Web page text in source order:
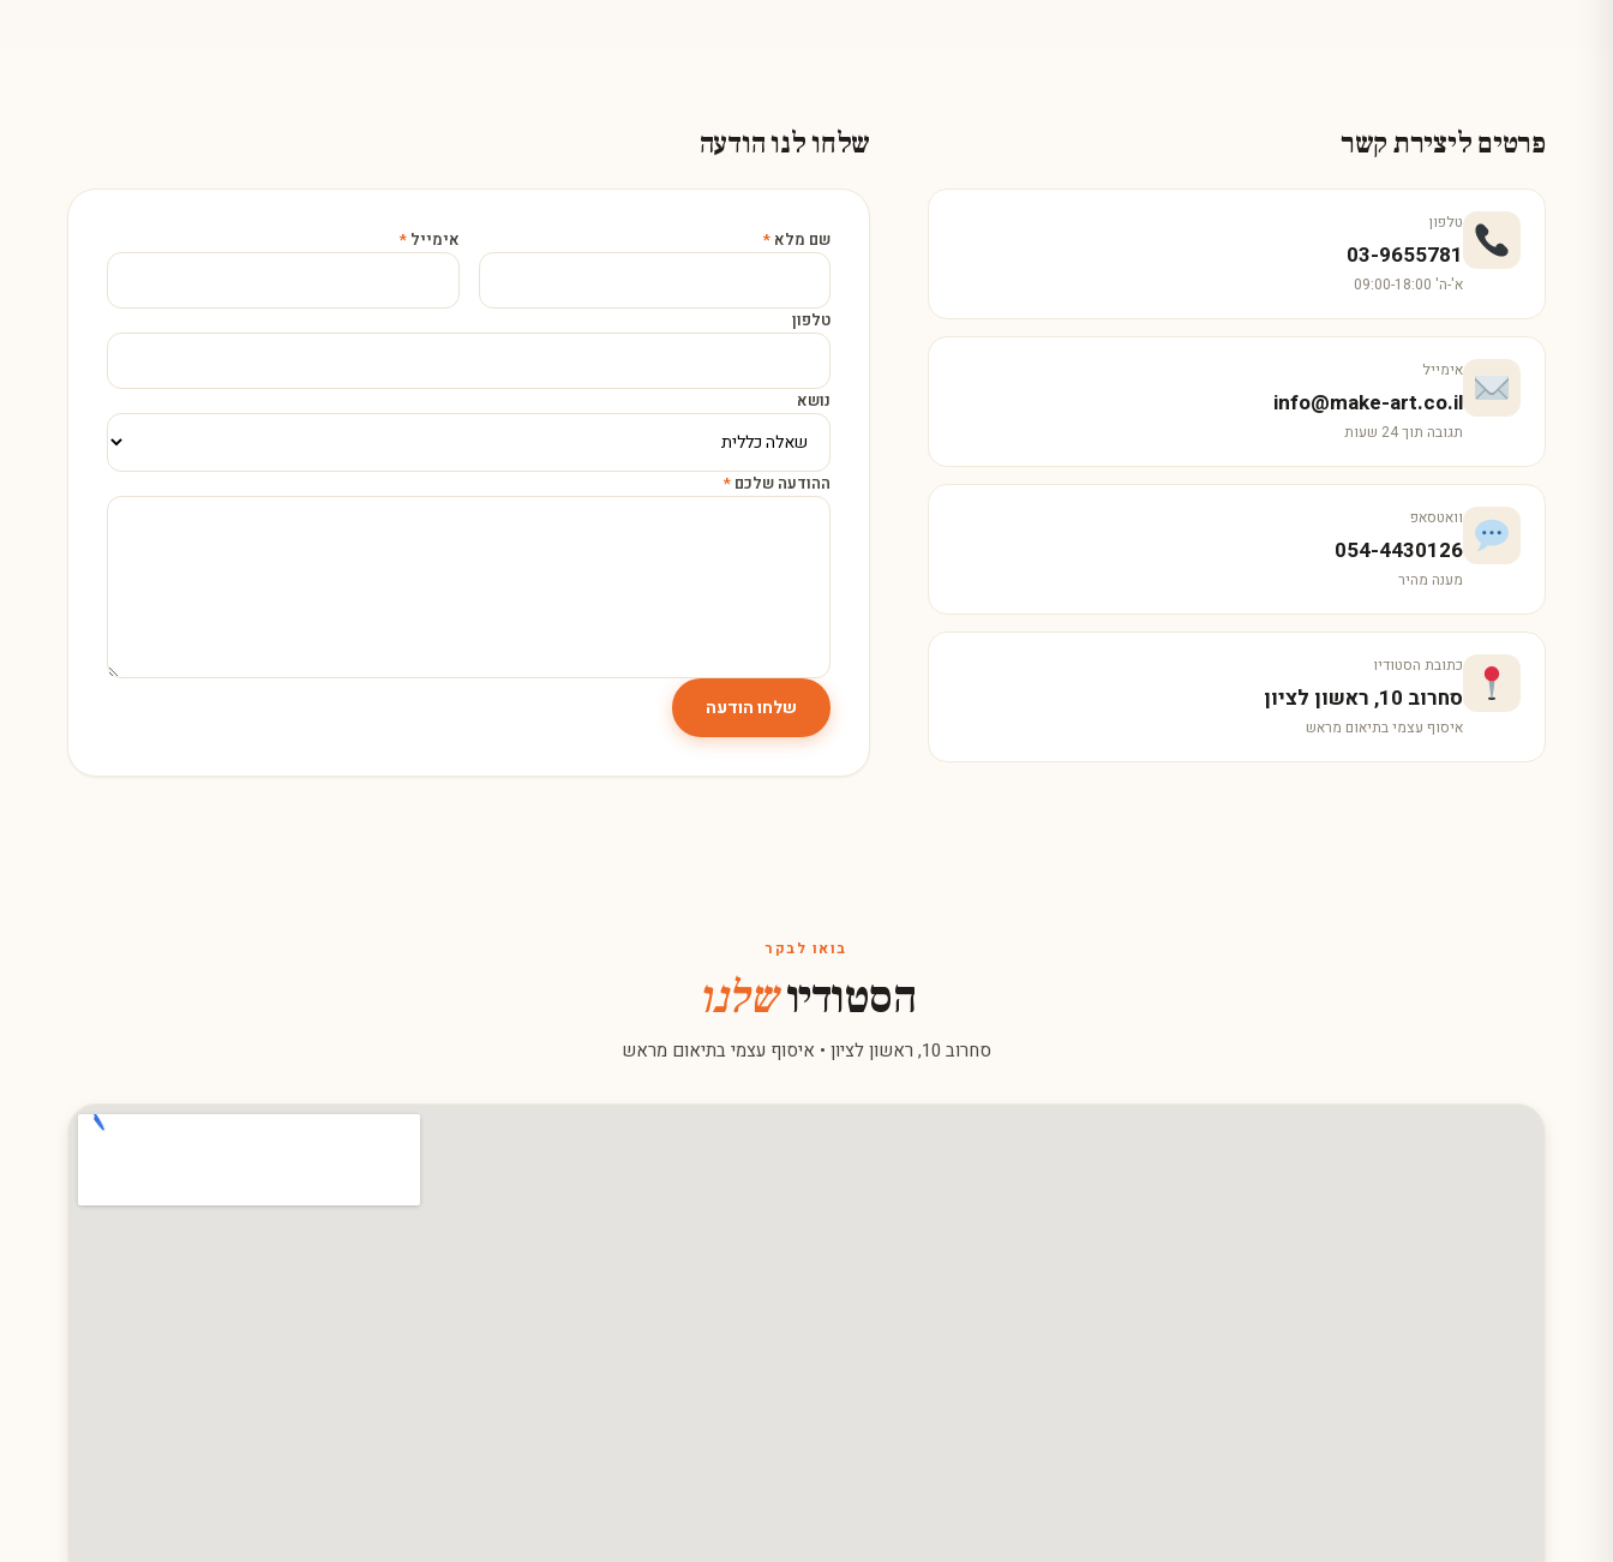
פרטים ליצירת קשר
טלפון
03-9655781
א'-ה' 09:00-18:00
אימייל
info@make-art.co.il
תגובה תוך 24 שעות
וואטסאפ
054-4430126
מענה מהיר
כתובת הסטודיו
סחרוב 10, ראשון לציון
איסוף עצמי בתיאום מראש
שלחו לנו הודעה
שם מלא * אימייל*
טלפון
נושא
ההודעה שלכם *
שלחו הודעה
בואו לבקר
הסטודיושלנו
סחרוב 10, ראשון לציון • איסוף עצמי בתיאום מראש